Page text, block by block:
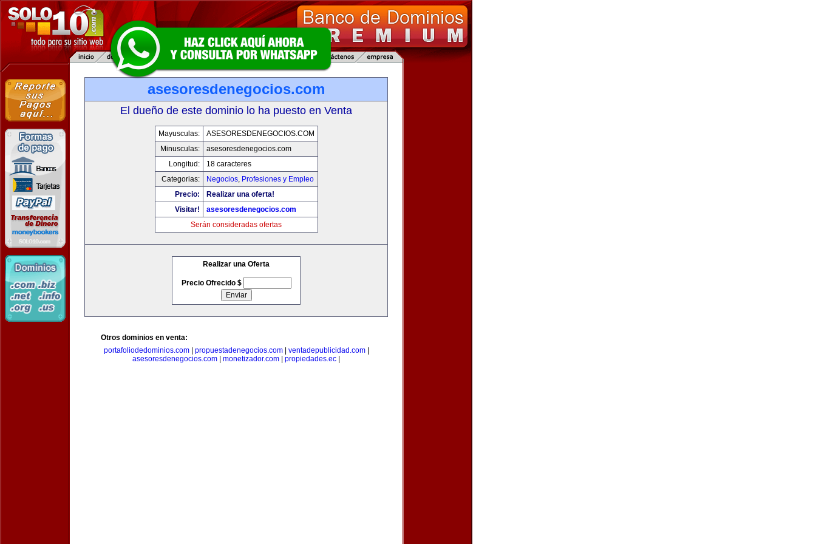
asesoresdenegocios.com
El dueño de este dominio lo ha puesto en Venta
Mayusculas:
ASESORESDENEGOCIOS.COM
Minusculas:
asesoresdenegocios.com
Longitud:
18 caracteres
Categorias:
Negocios, Profesiones y Empleo
Precio:
Realizar una oferta!
Visitar!
asesoresdenegocios.com
Serán consideradas ofertas
Realizar una Oferta
Precio Ofrecido $
Otros dominios en venta:
portafoliodedominios.com| propuestadenegocios.com| ventadepublicidad.com|
asesoresdenegocios.com
monetizador.com propiedades.ec